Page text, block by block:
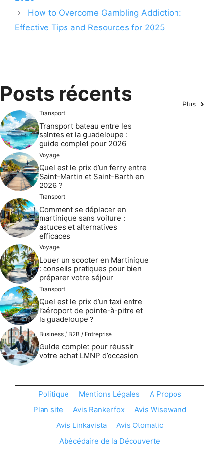
How to Overcome Gambling Addiction:
Effective Tips and Resources for 2025
Posts récents Plus
Transport
Transport bateau entre les
saintes et la guadeloupe :
guide complet pour 2026
Voyage
Quel est le prix d’un ferry entre
Saint-Martin et Saint-Barth en
2026 ?
Transport
Comment se déplacer en
martinique sans voiture :
astuces et alternatives
efficaces
Voyage
Louer un scooter en Martinique
: conseils pratiques pour bien
préparer votre séjour
Transport
Quel est le prix d’un taxi entre
l’aéroport de pointe-à-pitre et
la guadeloupe ?
Business / B2B / Entreprise
Guide complet pour réussir
votre achat LMNP d’occasion
Politique Mentions Légales
A Propos
Plan site
Avis Rankerfox
Avis Wisewand
Avis Linkavista
Avis Otomatic
Abécédaire de la Découverte